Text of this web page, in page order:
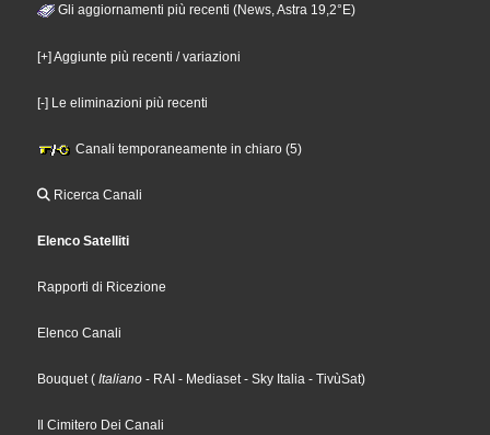
Gli aggiornamenti più recenti (News, Astra 19,2°E)
[+] Aggiunte più recenti / variazioni
[-] Le eliminazioni più recenti
Canali temporaneamente in chiaro (5)
Ricerca Canali
Elenco Satelliti
Rapporti di Ricezione
Elenco Canali
Bouquet( Italiano - RAI - Mediaset- Sky Italia - TivùSat)
Il Cimitero Dei Canali